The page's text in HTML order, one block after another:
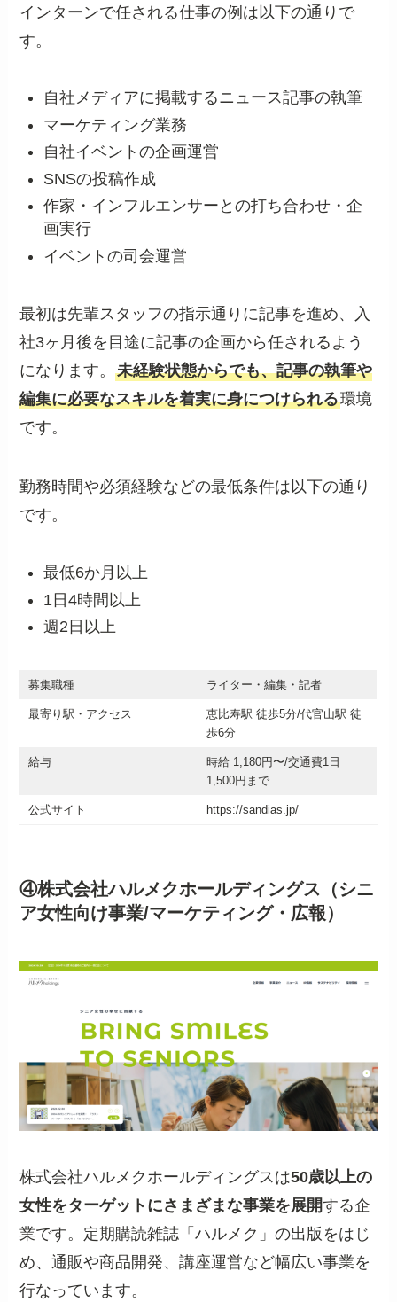
インターンで任される仕事の例は以下の通りで
す。
自社メディアに掲載するニュース記事の執筆
マーケティング業務
自社イベントの企画運営
SNSの投稿作成
作家・インフルエンサーとの打ち合わせ・企
画実行
イベントの司会運営
最初は先輩スタッフの指示通りに記事を進め、入
社3ヶ月後を目途に記事の企画から任されるよう
になります。未経験状態からでも、記事の執筆や
編集に必要なスキルを着実に身につけられる環境
です。
勤務時間や必須経験などの最低条件は以下の通り
です。
最低6か月以上
1日4時間以上
週2日以上
募集職種 ライター・編集・記者
最寄り駅・アクセス
恵比寿駅 徒歩5分/代官山駅 徒
歩6分
給与
時給 1,180円〜/交通費1日
1,500円まで
公式サイト https://sandias.jp/
④株式会社ハルメクホールディングス（シニ
ア女性向け事業/マーケティング・広報）
株式会社ハルメクホールディングスは50歳以上の
女性をターゲットにさまざまな事業を展開する企
業です。定期購読雑誌「ハルメク」の出版をはじ
め、通販や商品開発、講座運営など幅広い事業を
行なっています。